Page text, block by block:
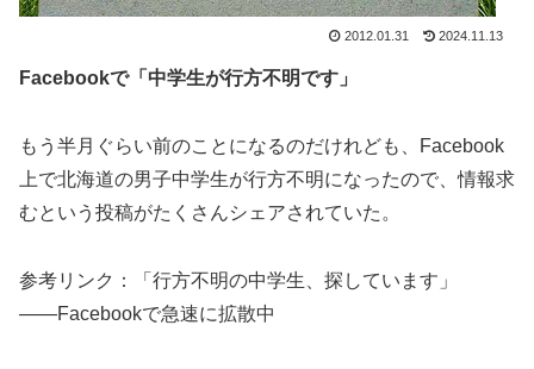
2012.01.31 2024.11.13
Facebookで「中学生が行方不明です」
もう半月ぐらい前のことになるのだけれども、Facebook
上で北海道の男子中学生が行方不明になったので、情報求
むという投稿がたくさんシェアされていた。
参考リンク：「行方不明の中学生、探しています」
――Facebookで急速に拡散中